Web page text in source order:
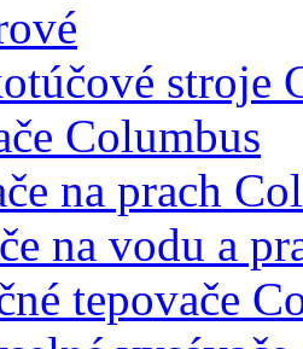
stroje
Columbus
na prach
na vodu a
tepovače